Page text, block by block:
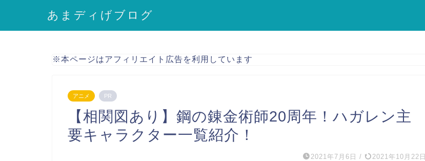
あまディげブログ
※本ページはアフィリエイト広告を利用しています
アニメ PR
【相関図あり】鋼の錬金術師20周年！ハガレン主
要キャラクター一覧紹介！
2021年7月6日 / 2021年10月22日